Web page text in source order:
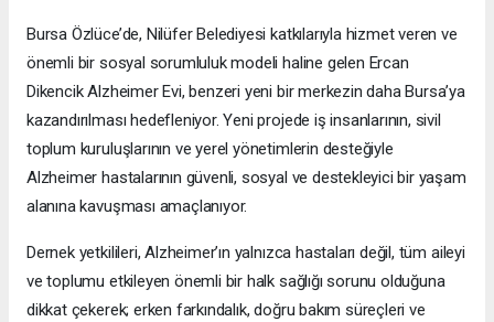
Bursa Özlüce’de, Nilüfer Belediyesi katkılarıyla hizmet veren ve
önemli bir sosyal sorumluluk modeli haline gelen Ercan
Dikencik Alzheimer Evi, benzeri yeni bir merkezin daha Bursa’ya
kazandırılması hedefleniyor. Yeni projede iş insanlarının, sivil
toplum kuruluşlarının ve yerel yönetimlerin desteğiyle
Alzheimer hastalarının güvenli, sosyal ve destekleyici bir yaşam
alanına kavuşması amaçlanıyor.
Dernek yetkilileri, Alzheimer’ın yalnızca hastaları değil, tüm aileyi
ve toplumu etkileyen önemli bir halk sağlığı sorunu olduğuna
dikkat çekerek; erken farkındalık, doğru bakım süreçleri ve